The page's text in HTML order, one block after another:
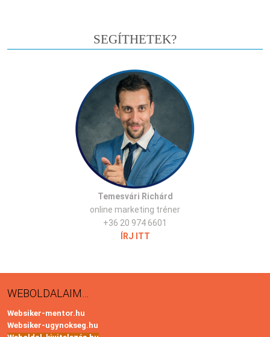
SEGÍTHETEK?
Temesvári Richárd
online marketing tréner
+36 20 974 6601
ÍRJ ITT
WEBOLDALAIM…
Websiker-mentor.hu
Websiker-ugynokseg.hu